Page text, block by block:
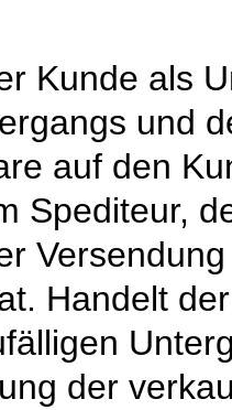
Kunde als
und
auf den
Spediteur,
Handelt
der